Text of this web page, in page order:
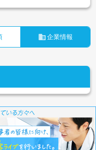
business 企業情報